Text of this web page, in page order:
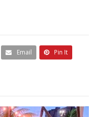
Email Pin It